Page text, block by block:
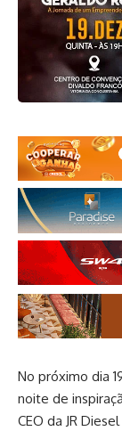
No próximo dia
noite de
CEO da JR